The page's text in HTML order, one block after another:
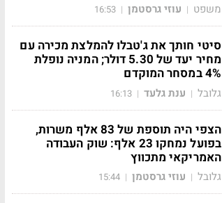
משפט | עוזי גרסטמן |
16:53
סיטי חותך את ג'טבלו להמלצת מכירה עם
מחיר יעד של 5.30 דולר; המניה נופלת
4% במסחר המוקדם
גלובל | ענת גלעד |
16:13
הצפי היה תוספת של 83 אלף משרות,
בפועל נמחקו 23 אלף: שוק העבודה
האמריקאי מתכווץ
גלובל | עוזי גרסטמן |
15:44